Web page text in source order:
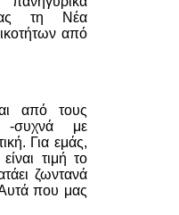
τη Νέα
από
από τους
-συχνά με
Για εμάς,
τιμή το
ζωντανά
που μας